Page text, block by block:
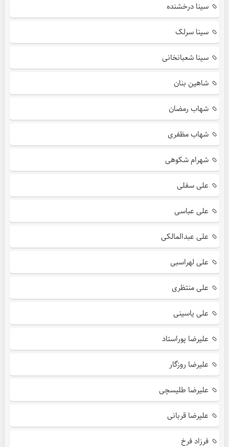
سینا درخشنده
سینا سرلک
سینا شعبانخانی
شاهین بنان
شهاب رمضان
شهاب مظفری
شهرام شکوهی
علی سفلی
علی عباسی
علی عبدالمالکی
علی لهراسبی
علی منتظری
علی یاسینی
علیرضا پوراستاد
علیرضا روزگار
علیرضا طلیسچی
علیرضا قربانی
فرزاد فرخ